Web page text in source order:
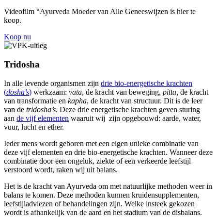
Videofilm “Ayurveda Moeder van Alle Geneeswijzen is hier te
koop.
Koop nu
Tridosha
In alle levende organismen zijn drie bio-energetische krachten
(dosha’s) werkzaam: vata, de kracht van beweging, pitta, de kracht
van transformatie en kapha, de kracht van structuur. Dit is de leer
van de tridosha’s. Deze drie energetische krachten geven sturing
aan de vijf elementen waaruit wij zijn opgebouwd: aarde, water,
vuur, lucht en ether.
Ieder mens wordt geboren met een eigen unieke combinatie van
deze vijf elementen en drie bio-energetische krachten. Wanneer deze
combinatie door een ongeluk, ziekte of een verkeerde leefstijl
verstoord wordt, raken wij uit balans.
Het is de kracht van Ayurveda om met natuurlijke methoden weer in
balans te komen. Deze methoden kunnen kruidensupplementen,
leefstijladviezen of behandelingen zijn. Welke insteek gekozen
wordt is afhankelijk van de aard en het stadium van de disbalans.